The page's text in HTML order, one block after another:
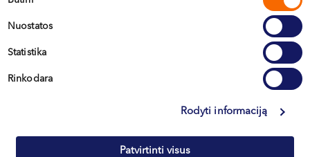
Nuostatos
Statistika
Rinkodara
Rodyti informaciją
Patvirtinti visus
Eglė
VALUŽYTĖ